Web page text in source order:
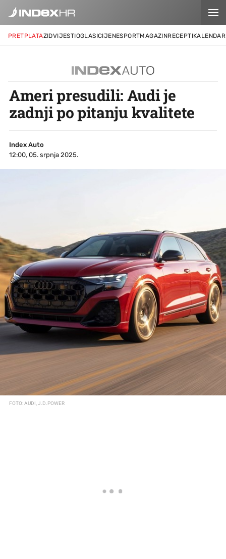
PRETPLATAZIDVIJESTIOGLASICIJENESPORTMAGAZINRECEPTIKALENDAR
Ameri presudili: Audi je
zadnji po pitanju kvalitete
Index Auto
12:00, 05. srpnja 2025.
FOTO: AUDI, J.D.POWER